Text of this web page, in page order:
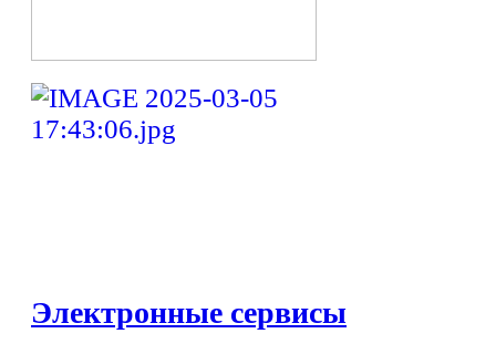
Электронные сервисы